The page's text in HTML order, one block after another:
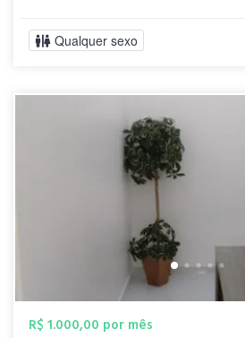
Qualquer sexo
R$ 1.000,00 por mês